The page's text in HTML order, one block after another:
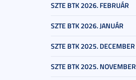
SZTE BTK 2026. FEBRUÁR
SZTE BTK 2026. JANUÁR
SZTE BTK 2025. DECEMBER
SZTE BTK 2025. NOVEMBER